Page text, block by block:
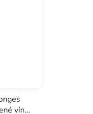
víno,